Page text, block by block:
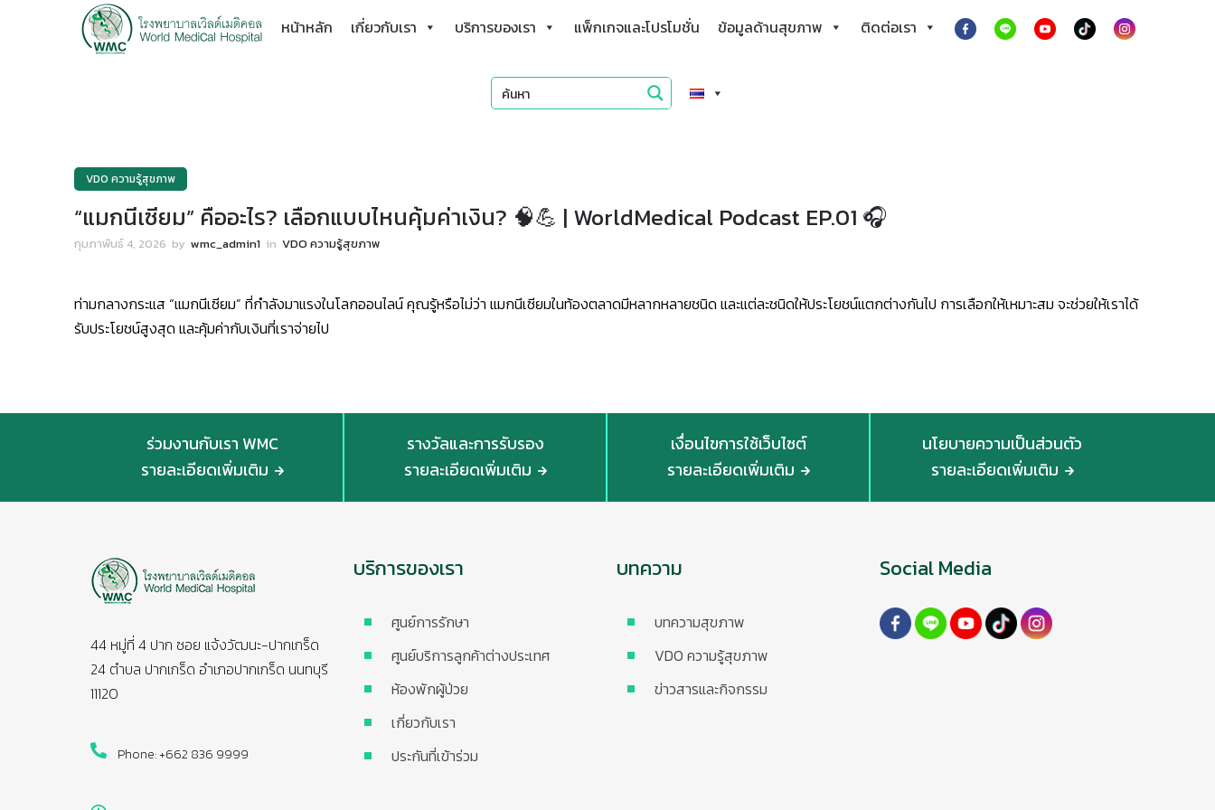
หน้าหลัก เกี่ยวกับเรา บริการของเรา แพ็กเกจและโปรโมชั่น ข้อมูลด้านสุขภาพ ติดต่อเรา
VDO ความรู้สุขภาพ
“แมกนีเซียม” คืออะไร? เลือกแบบไหนคุ้มค่าเงิน? 🧠💪 | WorldMedical Podcast EP.01 🎧
กุมภาพันธ์ 4, 2026 by wmc_admin1 in VDO ความรู้สุขภาพ
ท่ามกลางกระแส “แมกนีเซียม” ที่กำลังมาแรงในโลกออนไลน์ คุณรู้หรือไม่ว่า แมกนีเซียมในท้องตลาดมีหลากหลายชนิด และแต่ละชนิดให้ประโยชน์แตกต่างกันไป การเลือกให้เหมาะสม จะช่วยให้เราได้
รับประโยชน์สูงสุด และคุ้มค่ากับเงินที่เราจ่ายไป
ร่วมงานกับเรา WMC
รายละเอียดเพิ่มเติม
รางวัลและการรับรอง
รายละเอียดเพิ่มเติม
เงื่อนไขการใช้เว็บไซต์
รายละเอียดเพิ่มเติม
นโยบายความเป็นส่วนตัว
รายละเอียดเพิ่มเติม
44 หมู่ที่ 4 ปาก ซอย แจ้งวัฒนะ-ปากเกร็ด
24 ตำบล ปากเกร็ด อำเภอปากเกร็ด นนทบุรี
11120
Phone: +662 836 9999
บริการของเรา
ศูนย์การรักษา
ศูนย์บริการลูกค้าต่างประเทศ
ห้องพักผู้ป่วย
เกี่ยวกับเรา
ประกันที่เข้าร่วม
บทความ
บทความสุขภาพ
VDO ความรู้สุขภาพ
ข่าวสารและกิจกรรม
Social Media